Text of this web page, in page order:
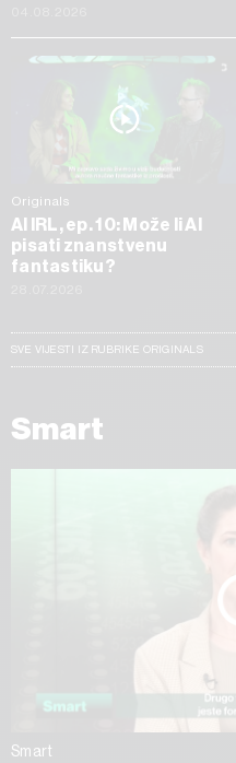
Originals
AI IRL, ep. 10: Može li AI
pisati znanstvenu
fantastiku?
SVE VIJESTI IZ RUBRIKE ORIGINALS
Smart
Smart